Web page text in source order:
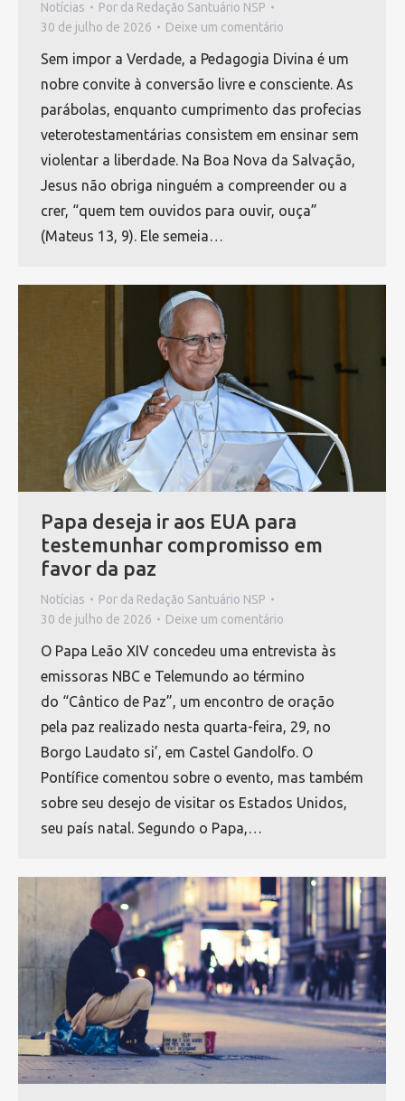
Notícias Por da Redação Santuário NSP
30 de julho de 2026
Deixe um comentário
Sem impor a Verdade, a Pedagogia Divina é um
nobre convite à conversão livre e consciente. As
parábolas, enquanto cumprimento das profecias
veterotestamentárias consistem em ensinar sem
violentar a liberdade. Na Boa Nova da Salvação,
Jesus não obriga ninguém a compreender ou a
crer, “quem tem ouvidos para ouvir, ouça”
(Mateus 13, 9). Ele semeia…
Papa deseja ir aos EUA para
testemunhar compromisso em
favor da paz
Notícias Por da Redação Santuário NSP
30 de julho de 2026
Deixe um comentário
O Papa Leão XIV concedeu uma entrevista às
emissoras NBC e Telemundo ao término
do “Cântico de Paz”, um encontro de oração
pela paz realizado nesta quarta-feira, 29, no
Borgo Laudato si’, em Castel Gandolfo. O
Pontífice comentou sobre o evento, mas também
sobre seu desejo de visitar os Estados Unidos,
seu país natal. Segundo o Papa,…